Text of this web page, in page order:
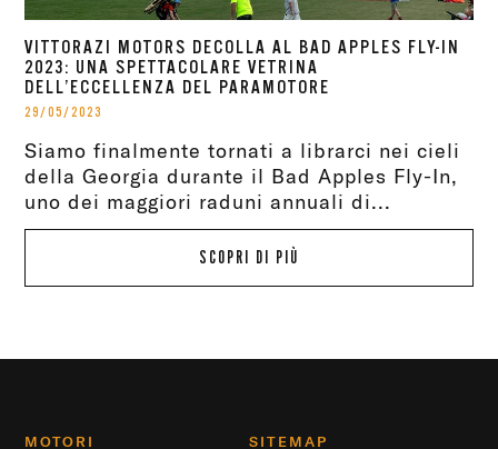
VITTORAZI MOTORS DECOLLA AL BAD APPLES FLY-IN
2023: UNA SPETTACOLARE VETRINA
DELL’ECCELLENZA DEL PARAMOTORE
29/05/2023
Siamo finalmente tornati a librarci nei cieli
della Georgia durante il Bad Apples Fly-In,
uno dei maggiori raduni annuali di...
SCOPRI DI PIÙ
MOTORI SITEMAP